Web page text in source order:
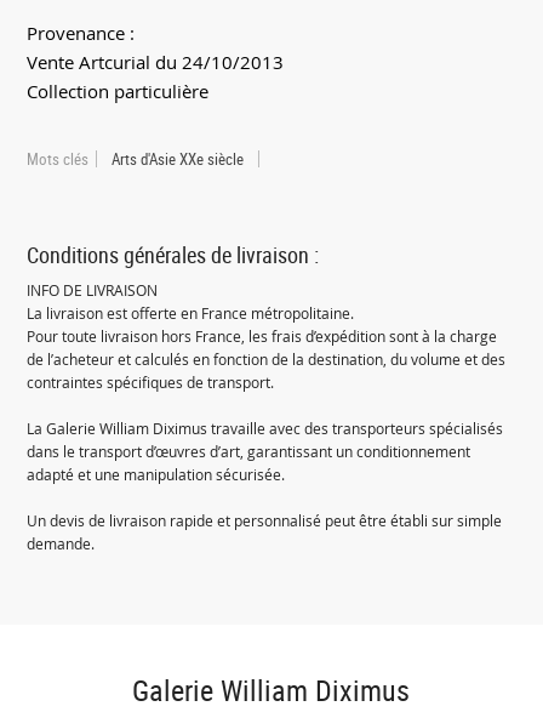
Provenance :
Vente Artcurial du 24/10/2013
Collection particulière
Mots clés Arts d'Asie XXe siècle
Conditions générales de livraison :
INFO DE LIVRAISON
La livraison est offerte en France métropolitaine.
Pour toute livraison hors France, les frais d’expédition sont à la charge
de l’acheteur et calculés en fonction de la destination, du volume et des
contraintes spécifiques de transport.
La Galerie William Diximus travaille avec des transporteurs spécialisés
dans le transport d’œuvres d’art, garantissant un conditionnement
adapté et une manipulation sécurisée.
Un devis de livraison rapide et personnalisé peut être établi sur simple
demande.
Galerie William Diximus